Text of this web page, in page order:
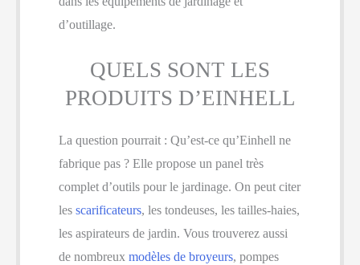
d’outillage.
QUELS SONT LES
PRODUITS D’EINHELL
La question pourrait : Qu’est-ce qu’Einhell ne
fabrique pas ? Elle propose un panel très
complet d’outils pour le jardinage. On peut citer
les scarificateurs, les tondeuses, les tailles-haies,
les aspirateurs de jardin. Vous trouverez aussi
de nombreux modèles de broyeurs, pompes